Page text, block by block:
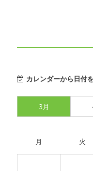
カレンダーから日付
3月
月 火